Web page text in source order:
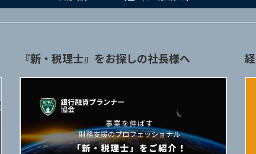
『新・税理士』をお探しの社長様へ